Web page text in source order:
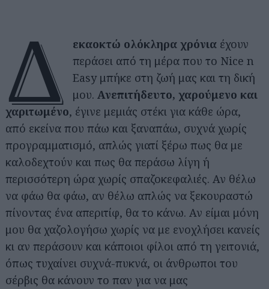
Δ εκαοκτώ ολόκληρα χρόνια έχουν
περάσει από τη μέρα που το Nice n
Easy μπήκε στη ζωή μας και τη δική
μου.Ανεπιτήδευτο, χαρούμενο και
χαριτωμένο, έγινε μεμιάς στέκι για κάθε ώρα,
από εκείνα που πάω και ξαναπάω, συχνά χωρίς
προγραμματισμό, απλώς γιατί ξέρω πως θα με
καλοδεχτούν και πως θα περάσω λίγη ή
περισσότερη ώρα χωρίς σπαζοκεφαλιές. Αν θέλω
να φάω θα φάω, αν θέλω απλώς να ξεκουραστώ
πίνοντας ένα απεριτίφ, θα το κάνω. Αν είμαι μόνη
μου θα χαζολογήσω χωρίς να με ενοχλήσει κανείς
κι αν περάσουν και κάποιοι φίλοι από τη γειτονιά,
όπως τυχαίνει συχνά-πυκνά, οι άνθρωποι του
σέρβις θα κάνουν το παν για να μας